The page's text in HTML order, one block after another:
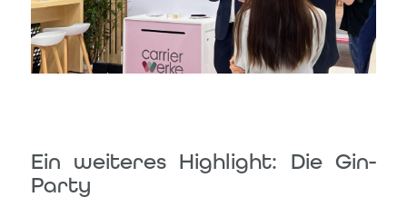
Ein weiteres Highlight: Die Gin-
Party